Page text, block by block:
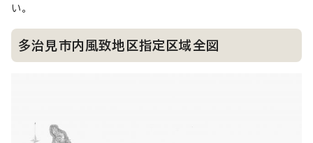
い。
多治見市内風致地区指定区域全図